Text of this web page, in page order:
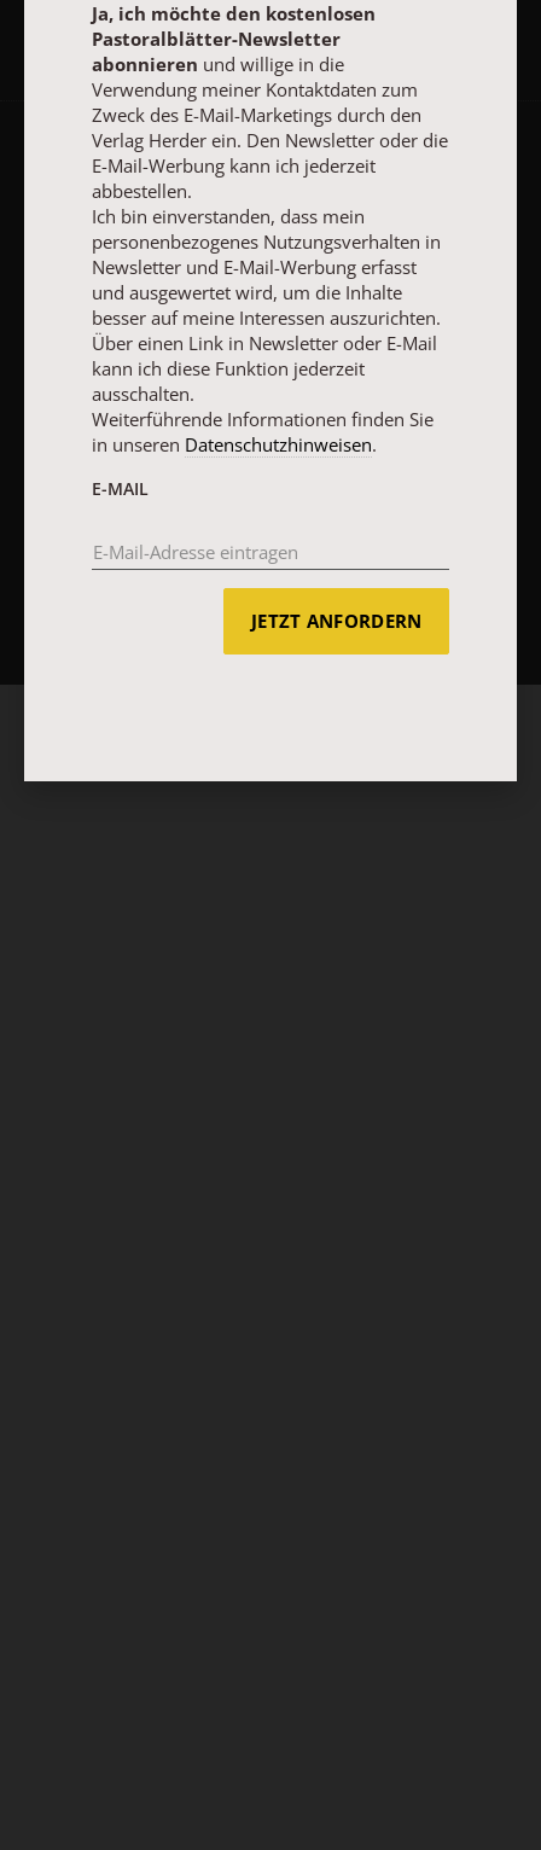
AGB und Widerrufsbelehrung Datenschutz
Vertrag widerrufen Abo online kündigen
NACH OBEN
Ja, ich möchte den kostenlosen
Pastoralblätter-Newsletter
abonnieren und willige in die
Verwendung meiner Kontaktdaten zum
Zweck des E-Mail-Marketings durch den
Verlag Herder ein. Den Newsletter oder die
E-Mail-Werbung kann ich jederzeit
abbestellen.
Ich bin einverstanden, dass mein
personenbezogenes Nutzungsverhalten in
Newsletter und E-Mail-Werbung erfasst
und ausgewertet wird, um die Inhalte
besser auf meine Interessen auszurichten.
Über einen Link in Newsletter oder E-Mail
kann ich diese Funktion jederzeit
ausschalten.
Weiterführende Informationen finden Sie
in unseren Datenschutzhinweisen.
E-MAIL
JETZT ANFORDERN